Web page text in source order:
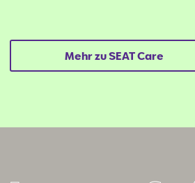
Mehr zu SEAT Care